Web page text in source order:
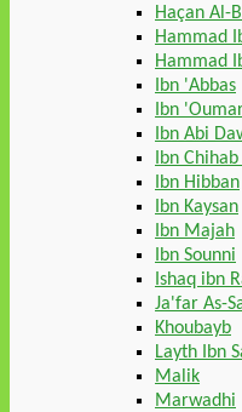
Haçan Al-
Hammad
Hammad
Ibn 'Abbas
Ibn
Ibn Abi
Ibn
Ibn Hibban
Ibn Kaysan
Ibn Majah
Ibn Sounni
Ishaq ibn
Ja'far As-
Khoubayb
Layth Ibn
Malik
Marwadhi